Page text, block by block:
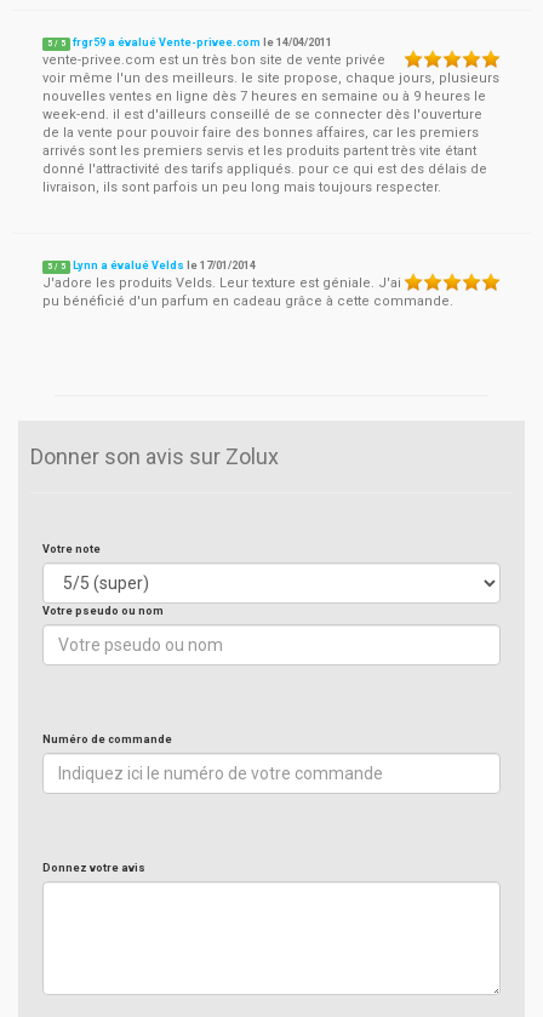
5 / 5 frgr59 a évalué Vente-privee.com le14/04/2011
vente-privee.com est un très bon site de vente privée
voir même l'un des meilleurs. le site propose, chaque jours, plusieurs
nouvelles ventes en ligne dès 7 heures en semaine ou à 9 heures le
week-end. il est d'ailleurs conseillé de se connecter dès l'ouverture
de la vente pour pouvoir faire des bonnes affaires, car les premiers
arrivés sont les premiers servis et les produits partent très vite étant
donné l'attractivité des tarifs appliqués. pour ce qui est des délais de
livraison, ils sont parfois un peu long mais toujours respecter.
5 / 5 Lynn a évalué Velds le17/01/2014
J'adore les produits Velds. Leur texture est géniale. J'ai
pu bénéficié d'un parfum en cadeau grâce à cette commande.
Donner son avis sur Zolux
Votre note
Votre pseudo ou nom
Numéro de commande
Donnez votre avis